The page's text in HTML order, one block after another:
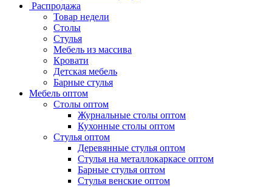
Распродажа
Товар недели
Столы
Стулья
Мебель из массива
Кровати
Детская мебель
Барные стулья
Мебель оптом
Столы оптом
Журнальные столы оптом
Кухонные столы оптом
Стулья оптом
Деревянные стулья оптом
Стулья на металлокаркасе оптом
Барные стулья оптом
Стулья венские оптом